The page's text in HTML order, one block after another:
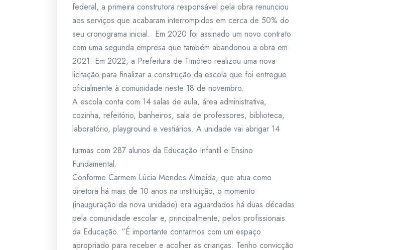
federal, a primeira construtora responsável pela obra renunciou
aos serviços que acabaram interrompidos em cerca de 50% do
seu cronograma inicial. Em 2020 foi assinado um novo contrato
com uma segunda empresa que também abandonou a obra em
2021. Em 2022, a Prefeitura de Timóteo realizou uma nova
licitação para finalizar a construção da escola que foi entregue
oficialmente à comunidade neste 18 de novembro.
A escola conta com 14 salas de aula, área administrativa,
cozinha, refeitório, banheiros, sala de professores, biblioteca,
laboratório, playground e vestiários. A unidade vai abrigar 14
turmas com 287 alunos da Educação Infantil e Ensino
Fundamental.
Conforme Carmem Lúcia Mendes Almeida, que atua como
diretora há mais de 10 anos na instituição, o momento
(inauguração da nova unidade) era aguardados há duas décadas
pela comunidade escolar e, principalmente, pelos profissionais
da Educação. “É importante contarmos com um espaço
apropriado para receber e acolher as crianças. Tenho convicção